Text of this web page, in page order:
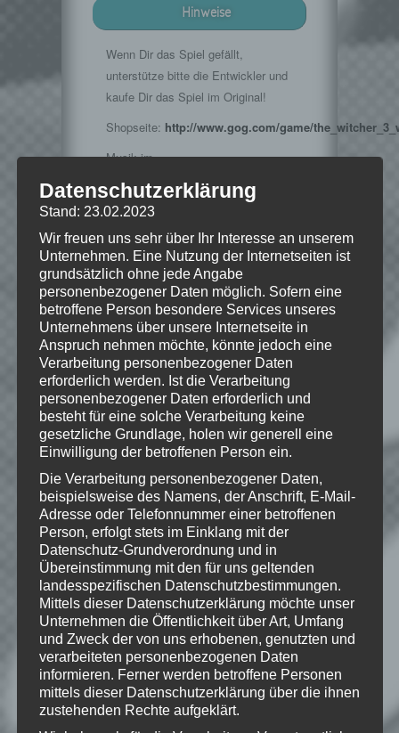
Hinweise
Wenn Dir das Spiel gefällt,
unterstütze bitte die Entwickler und
kaufe Dir das Spiel im Original!
Shopseite: http://www.gog.com/game/
Musik im
Vielen Dank für die Erlaubnis
©2015 CD PROJEKT S.A. ALL RIGHTS
RESERVED - The Witcher® is a
trademark of CD PROJEKT S. A. The
Witcher game © CD PROJEKT S. A. All
rights reserved. The Witcher game is
based on a novel by Andrzej Sapkowski.
All other copyrights and trademarks are
the property of their respective owners.
Wie gefällt dir dieser Beitrag?
Klicke hier und lasse
eine Bewertung da!
Schreibe einen Kommentar
Deine E-Mail-Adresse wird nicht
veröffentlicht. Erforderliche Felder
sind mit*markiert
Kommentar*
Datenschutzerklärung
Stand: 23.02.2023
Wir freuen uns sehr über Ihr Interesse an unserem
Unternehmen. Eine Nutzung der Internetseiten ist
grundsätzlich ohne jede Angabe
personenbezogener Daten möglich. Sofern eine
betroffene Person besondere Services unseres
Unternehmens über unsere Internetseite in
Anspruch nehmen möchte, könnte jedoch eine
Verarbeitung personenbezogener Daten
erforderlich werden. Ist die Verarbeitung
personenbezogener Daten erforderlich und
besteht für eine solche Verarbeitung keine
gesetzliche Grundlage, holen wir generell eine
Einwilligung der betroffenen Person ein.
Die Verarbeitung personenbezogener Daten,
beispielsweise des Namens, der Anschrift, E-Mail-
Adresse oder Telefonnummer einer betroffenen
Person, erfolgt stets im Einklang mit der
Datenschutz-Grundverordnung und in
Übereinstimmung mit den für uns geltenden
landesspezifischen Datenschutzbestimmungen.
Mittels dieser Datenschutzerklärung möchte unser
Unternehmen die Öffentlichkeit über Art, Umfang
und Zweck der von uns erhobenen, genutzten und
verarbeiteten personenbezogenen Daten
informieren. Ferner werden betroffene Personen
mittels dieser Datenschutzerklärung über die ihnen
zustehenden Rechte aufgeklärt.